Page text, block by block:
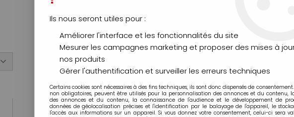
Aucune correspondance
Ils nous seront utiles pour :
Améliorer l'interface et les fonctionnalités du site
Mesurer les campagnes marketing et proposer des mises à
nos produits
Gérer l'authentification et surveiller les erreurs techniques
Certains cookies sont nécessaires à des fins techniques, ils sont donc dispensés de
non obligatoires, peuvent être utilisés pour la personnalisation des annonces et du contenu,
des annonces et du contenu, la connaissance de l'audience et le développement de
données de géolocalisation précises et l'identification par le balayage de l'appareil, le
l'accès aux informations sur un appareil. Si vous donnez votre consentement, celui-ci sera